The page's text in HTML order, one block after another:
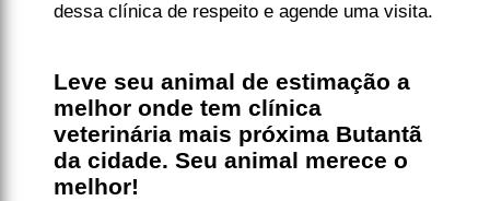
dessa clínica de respeito e agende uma visita.
Leve seu animal de estimação a
melhor onde tem clínica
veterinária mais próxima Butantã
da cidade. Seu animal merece o
melhor!